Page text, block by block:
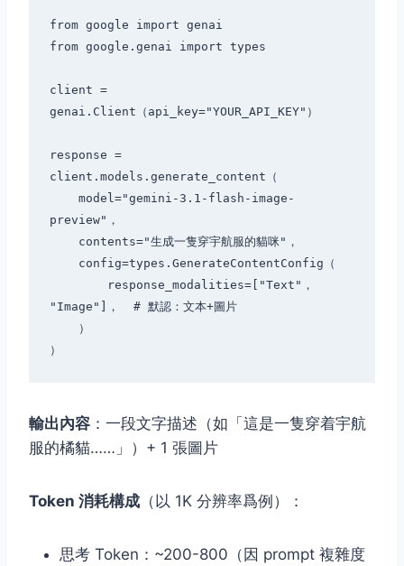
from google import genai
from google.genai import types
client =
genai.Client（api_key="YOUR_API_KEY"）
response =
client.models.generate_content（
preview"，
"Image"]，  # 默認：文本+圖片
輸出內容 ：一段文字描述（如「這是一隻穿着宇航
服的橘貓……」）+ 1 張圖片
Token 消耗構成 （以 1K 分辨率爲例）：
思考 Token：~200-800（因 prompt 複雜度